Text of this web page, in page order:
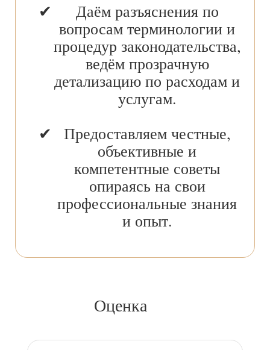
Даём разъяснения по
вопросам терминологии и
процедур законодательства,
ведём прозрачную
детализацию по расходам и
услугам.
Предоставляем честные,
объективные и
компетентные советы
опираясь на свои
профессиональные знания
и опыт.
Оценка